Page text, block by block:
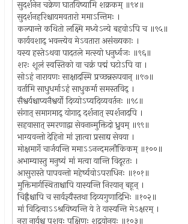
सुदर्शनेन चक्रेण घातयिष्यामि शक्रकम् ॥९४॥
सुदर्शनहरिश्चायमवतारो ममाऽन्तिमः ।
कल्पान्ते कथितो लक्ष्मि मध्येऽन्ये बहवोऽपि च ॥९५॥
कार्यवशाद् भवन्त्येव मेऽवतारा असंख्यकाः ।
यस्य हस्तेऽथवा पादतले मत्स्यो धनुर्ध्वजः ॥९६॥
शरः शूलं स्वस्तिको वा चक्रं पद्मं घटोऽपि वा ।
सोऽहं नारायणः साक्षादस्मि प्रच्छन्नरूपवान् ॥९७॥
वर्तामि साधुधर्माऽहं साधुकर्मा समस्तविद् ।
सैश्वर्यश्चाप्यनैश्वर्यो दिव्योऽप्यदिव्यवर्तनः ॥९८॥
संगात् समागमाद् योगाद् दर्शनात् स्पर्शनादपि ।
सहवासात् स्मरणाद्वा सेवनान्मुक्तिदो ध्रुवम् ॥९९॥
भाग्यवन्तो देहिनो मां ज्ञात्वा प्रसाद्य सेवया ।
मोक्षमार्गे चार्जयन्ति ममाऽऽनन्दमलौकिकम् ॥१००॥
अभाम्यास्तु मनुष्यं मां मत्वा यान्ति विदूरतः ।
आसुरास्ते पापवन्तो महेर्ष्यवोऽपराधिनः ॥१०१॥
मुक्तिमार्गस्थिताश्चापि यास्यन्ति निरयान् बहून् ।
चिह्नैश्चापि च सार्वज्ञ्यैस्तथा दिव्यगुणादिभिः ॥१०२॥
मां विदित्वाऽऽश्रयिष्यन्ति ये ते यास्यन्ति मेऽक्षरम् ।
नरा नार्यश्च पशवः पक्षिणः शूद्रयोनयः ॥१०३॥